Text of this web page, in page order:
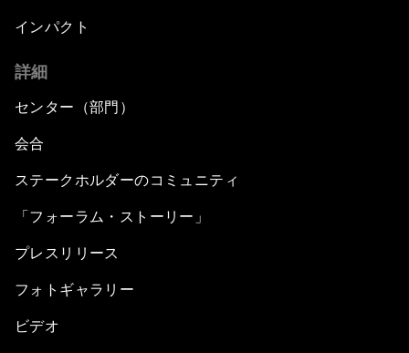
インパクト
詳細
センター（部門）
会合
ステークホルダーのコミュニティ
「フォーラム・ストーリー」
プレスリリース
フォトギャラリー
ビデオ